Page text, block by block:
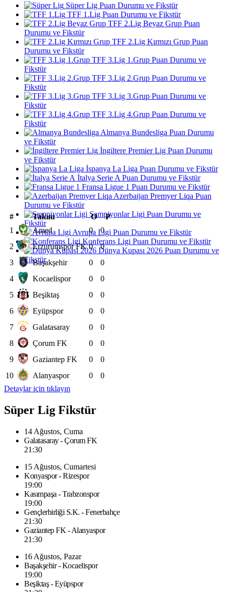
Süper Lig Puan Durumu ve Fikstür
TFF 1.Lig Puan Durumu ve Fikstür
TFF 2.Lig Beyaz Grup Puan
Durumu ve Fikstür
TFF 2.Lig Kırmızı Grup Puan
Durumu ve Fikstür
TFF 3.Lig 1.Grup Puan Durumu ve
Fikstür
TFF 3.Lig 2.Grup Puan Durumu ve
Fikstür
TFF 3.Lig 3.Grup Puan Durumu ve
Fikstür
TFF 3.Lig 4.Grup Puan Durumu ve
Fikstür
Almanya Bundesliga Puan Durumu
ve Fikstür
İngiltere Premier Lig Puan Durumu
ve Fikstür
İspanya La Liga Puan Durumu ve Fikstür
İtalya Serie A Puan Durumu ve Fikstür
Fransa Ligue 1 Puan Durumu ve Fikstür
Azerbaijan Premyer Liqa Puan
Durumu ve Fikstür
Şampiyonlar Ligi Puan Durumu ve
Fikstür
Avrupa Ligi Puan Durumu ve Fikstür
Konferans Ligi Puan Durumu ve Fikstür
Dünya Kupası 2026 Puan Durumu ve
Fikstür
# Takım O
P
1
Amed 0
0
2
Erzurumspor FK 0
0
3
Başakşehir 0
0
4
Kocaelispor 0
0
5
Beşiktaş 0
0
6
Eyüpspor 0
0
7
Galatasaray 0
0
8
Çorum FK 0
0
9
Gaziantep FK 0
0
10
Alanyaspor 0
0
Detaylar için tıklayın
Süper Lig Fikstür
14 Ağustos, Cuma
Galatasaray - Çorum FK
21:30
15 Ağustos, Cumartesi
Konyaspor - Rizespor
19:00
Kasımpaşa - Trabzonspor
19:00
Gençlerbirliği S.K. - Fenerbahçe
21:30
Gaziantep FK - Alanyaspor
21:30
16 Ağustos, Pazar
Başakşehir - Kocaelispor
19:00
Beşiktaş - Eyüpspor